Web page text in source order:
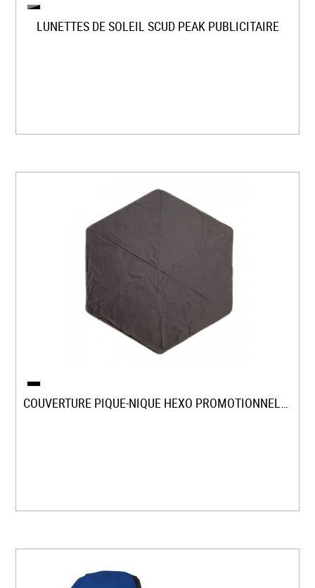
LUNETTES DE SOLEIL SCUD PEAK PUBLICITAIRE
COUVERTURE PIQUE-NIQUE HEXO PROMOTIONNELLE